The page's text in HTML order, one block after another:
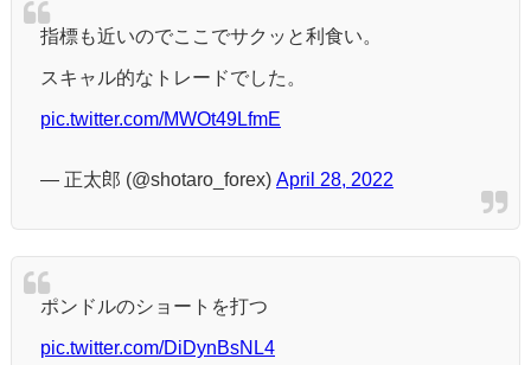
指標も近いのでここでサクッと利食い。
スキャル的なトレードでした。
pic.twitter.com/MWOt49LfmE
— 正太郎 (@shotaro_forex) April 28, 2022
ポンドルのショートを打つ
pic.twitter.com/DiDynBsNL4